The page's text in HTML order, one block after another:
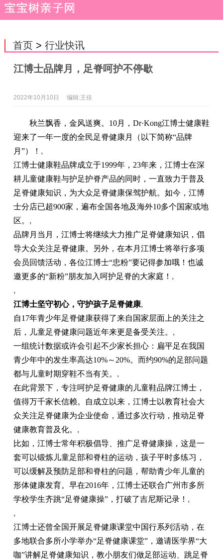
首页> 行业快讯
江博士品牌月，足脊呵护不停歇
2022年10月10日 编辑:王佳
秋兰飘香，金风送爽。10月，Dr·Kong江博士健康鞋
迎来了一年一度的全民足脊健康月（以下简称“品牌
月”）！ ,
江博士健康鞋品牌成立于1999年，23年来，江博士在深
耕儿童健康鞋与护足护脊产品的同时，一直致力于普及
足脊健康知识，为大众足脊健康保驾护航。如今，江博
士分店已超900家，遍布全国各地及海外10多个国家或地
区。 ,
品牌月当月，江博士将继续大力推广足脊健康知识，倡
导大众关注足脊健康。另外，在本月江博士将举行多项
会员回馈活动，各位江博士“忠粉”要记得参加哦！也诚
邀更多的“新粉”朋友加入呵护足脊的大家庭！ ,
,
江博士坚守初心，守护孩子足脊健康,
自17年青少年足脊健康获得了来自国家层面上的关注之
后，儿童足脊健康问题近年来更是备受关注。 ,
一组统计数据或许会引起不少家长担心：扁平足在我国
青少年中的发生率高达10%～20%。而约90%的足部问题
都与儿童时期穿鞋不当有关。 ,
在此背景下，专注呵护足脊健康的儿童鞋品牌江博士，
值得万千家长信赖。自成立以来，江博士以教育社会大
众关注足脊健康为企业使命，通过多次行动，推动足脊
健康教育普及化。 ,
比如，江博士常年积极倡导、推广足脊健康操，这是一
套可以锻炼儿童足部和脊柱的运动，孩子平时多练习，
可以缓解及预防足部和脊柱的问题，帮助青少年儿童的
形体健康发育。早在2016年，江博士还联合广州市多所
学校学生齐跳“足脊健康操”，打破了吉尼斯记录！ ,
,
江博士还曾全国开展足脊健康课堂中国行系列活动，在
多地联合多所小学举办“足脊健康课堂”，邀请医学界“大
咖”讲解足脊健康知识，教小朋友们做足部运动、跳足脊